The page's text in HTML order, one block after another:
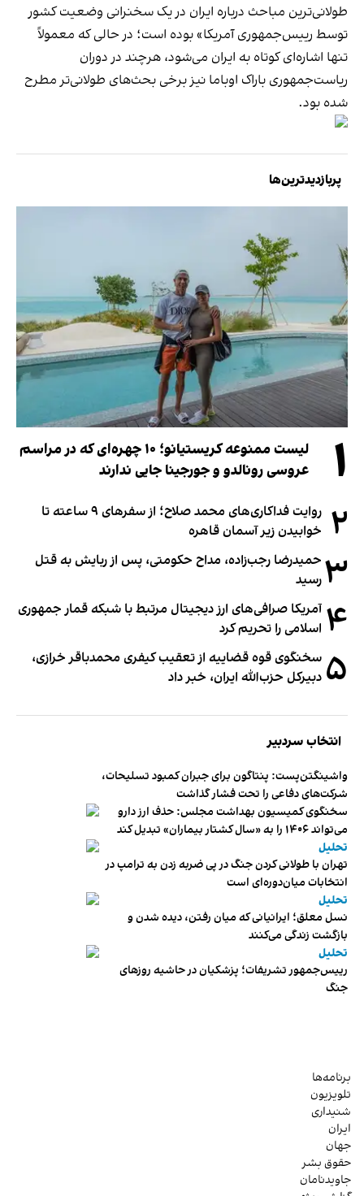
طولانی‌ترین مباحث درباره ایران در یک سخنرانی وضعیت کشور
توسط رییس‌جمهوری آمریکا» بوده است؛ در حالی که معمولاً
تنها اشاره‌ای کوتاه به ایران می‌شود، هرچند در دوران
ریاست‌جمهوری باراک اوباما نیز برخی بحث‌های طولانی‌تر مطرح
شده بود.
پربازدیدترین‌ها
۱
لیست ممنوعه کریستیانو؛ ۱۰ چهره‌ای که در مراسم
عروسی رونالدو و جورجینا جایی ندارند
۲
روایت فداکاری‌های محمد صلاح؛ از سفرهای ۹ ساعته تا
خوابیدن زیر آسمان قاهره
۳ حمیدرضا رجب‌زاده، مداح حکومتی، پس از ربایش به قتل
رسید
۴ آمریکا صرافی‌های ارز دیجیتال مرتبط با شبکه قمار جمهوری
اسلامی را تحریم کرد
۵ سخنگوی قوه قضاییه از تعقیب کیفری محمدباقر خرازی،
دبیر‌کل حزب‌الله ایران، خبر داد
انتخاب سردبیر
واشینگتن‌پست: پنتاگون برای جبران کمبود تسلیحات،
شرکت‌های دفاعی را تحت فشار گذاشت
سخنگوی کمیسیون بهداشت مجلس: حذف ارز دارو
می‌تواند ۱۴۰۶ را به «سال کشتار بیماران» تبدیل کند
تحلیل
تهران با طولانی کردن جنگ در پی ضربه زدن به ترامپ در
انتخابات میان‌دوره‌ای است
تحلیل
نسل معلق؛ ایرانیانی که میان رفتن، دیده شدن و
بازگشت زندگی می‌کنند
تحلیل
رییس‌جمهور تشریفات؛ پزشکیان در حاشیه روزهای
جنگ
برنامه‌ها
تلویزیون
شنیداری
ایران
جهان
حقوق بشر
جاویدنامان